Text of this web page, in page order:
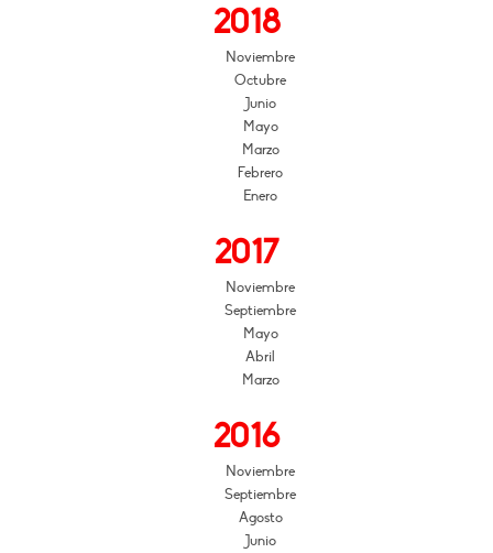
2018
Noviembre
Octubre
Junio
Mayo
Marzo
Febrero
Enero
2017
Noviembre
Septiembre
Mayo
Abril
Marzo
2016
Noviembre
Septiembre
Agosto
Junio